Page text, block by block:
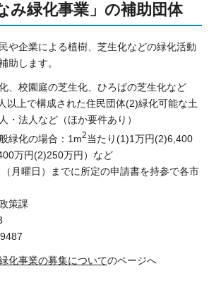
み緑化事業」の補助団体
や企業による植樹、芝生化などの緑化活動
助します。
、校園庭の芝生化、ひろばの芝生化など
以上で構成された住民団体(2)緑化可能な土
・法人など（ほか要件あり）
緑化の場合：1m2当たり(1)1万円(2)6,400
万円(2)250万円）など
（月曜日）までに所定の申請書を持参で各市
策課
化事業の募集についてのページへ